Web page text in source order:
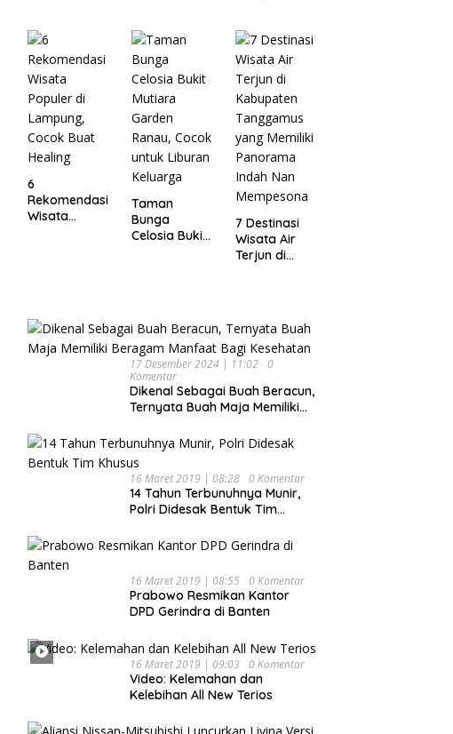
Ikonik di
Semarang
untuk Liburan
di Akhir
Pekan
6
Rekomendasi
Wisata
Taman
Bunga
Celosia Bukit
7 Destinasi
Wisata Air
Terjun di
Indah Nan
Mempesona
17 Desember 2024 | 11:02
0
Komentar
Dikenal Sebagai Buah Beracun,
Ternyata Buah Maja Memiliki
Kesehatan
16 Maret 2019 | 08:28 0 Komentar
14 Tahun Terbunuhnya Munir,
Polri Didesak Bentuk Tim
16 Maret 2019 | 08:55 0 Komentar
Prabowo Resmikan Kantor
DPD Gerindra di Banten
16 Maret 2019 | 09:03 0 Komentar
Video: Kelemahan dan
Kelebihan All New Terios